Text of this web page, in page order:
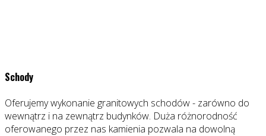
Schody
Oferujemy wykonanie granitowych schodów - zarówno do
wewnątrz i na zewnątrz budynków. Duża różnorodność
oferowanego przez nas kamienia pozwala na dowolną